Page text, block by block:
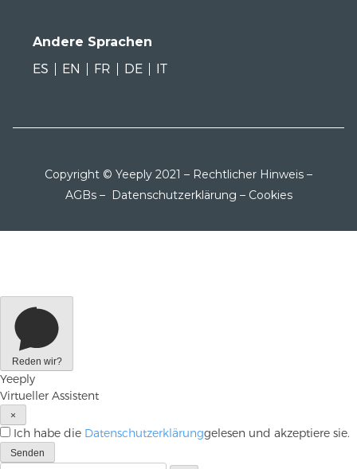
Andere Sprachen
ES
EN FR DE IT
Copyright © Yeeply 2021 – Rechtlicher Hinweis –
AGBs– Datenschutzerklärung – Cookies
Reden wir?
Yeeply
Virtueller Assistent
×
Ich habe die Datenschutzerklärunggelesen und akzeptiere sie.
Senden